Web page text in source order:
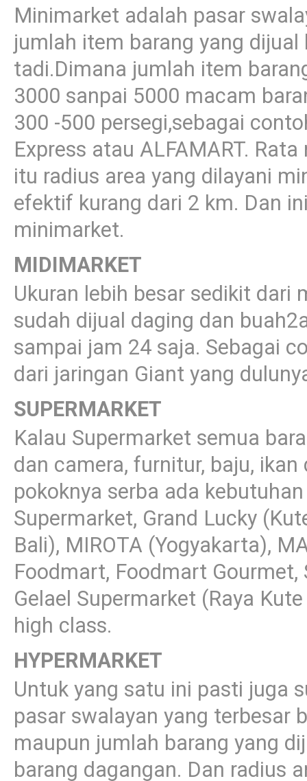
Minimarket adalah pasar
jumlah item barang yang
tadi.Dimana jumlah item
3000 sanpai 5000 macam
300 -500 persegi,sebagai
Express atau ALFAMART.
itu radius area yang dilayani
efektif kurang dari 2 km. Dan
minimarket.
MIDIMARKET
Ukuran lebih besar sedikit dari
sudah dijual daging dan
sampai jam 24 saja. Sebagai
dari jaringan Giant yang
SUPERMARKET
Kalau Supermarket semua
dan camera, furnitur, baju,
pokoknya serba ada
Supermarket, Grand Lucky
Bali), MIROTA (Yogyakarta),
Foodmart, Foodmart Gourmet,
Gelael Supermarket (Raya
high class.
HYPERMARKET
Untuk yang satu ini pasti juga
pasar swalayan yang terbesar
maupun jumlah barang yang
barang dagangan. Dan radius